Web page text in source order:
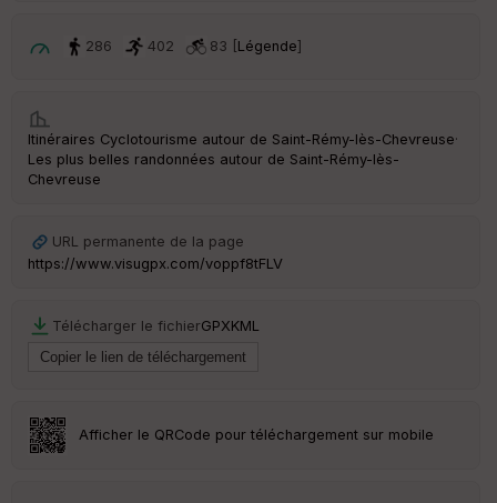
et
286 402 83 [Légende]
Itinéraires Cyclotourisme autour de Saint-Rémy-lès-Chevreuse·
Les plus belles randonnées autour de Saint-Rémy-lès-
Chevreuse
URL permanente de la page
https://www.visugpx.com/voppf8tFLV
Télécharger le fichierGPXKML
Afficher le QRCode pour téléchargement sur mobile